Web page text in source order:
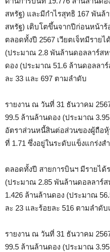
สหรัฐ) และมีกำไรสุทธิ 167 พัน
สหรัฐ) เติบโตขึ้นจากปีก่อนหน้าร้
ตลอดทั้งปี 2567 เวียตเจ็ทมีราย
(ประมาณ 2.8 พันล้านดอลลาร์สห
ดอง (ประมาณ 51.6 ล้านดอลลา
ละ 33 และ 697 ตามลำดับ
รายงาน ณ วันที่ 31 ธันวาคม
99.5 ล้านล้านดอง (ประมาณ
อัตราส่วนหนี้สินต่อส่วนของผู้ถือ
ที่ 1.71 ซึ่งอยู่ในระดับแข็งแกร่ง
ตลอดทั้งปี สายการบินฯ มีรายได้
(ประมาณ 2.85 พันล้านดอลลาร์
1.426 ล้านล้านดอง (ประมาณ
ละ 23 และร้อยละ 516 ตามลำดั
รายงาน ณ วันที่ 31 ธันวาคม
99.5 ล้านล้านดอง (ประมาณ